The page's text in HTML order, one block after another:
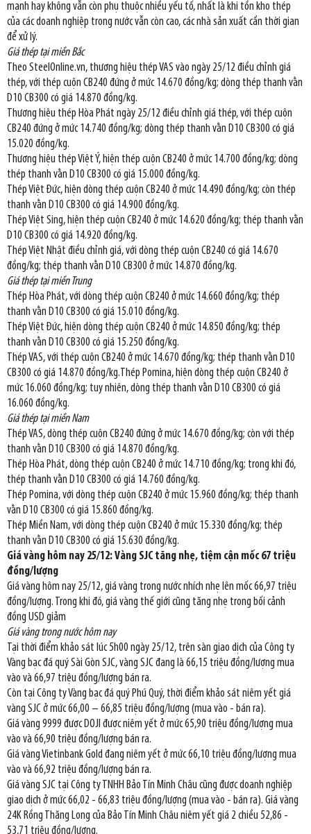
mạnh hay không vẫn còn phụ thuộc nhiều yếu tố, nhất là khi tồn kho thép
của các doanh nghiệp trong nước vẫn còn cao, các nhà sản xuất cần thời gian
để xử lý.
Giá thép tại miền Bắc
Theo SteelOnline.vn, thương hiệu thép VAS vào ngày 25/12 điều chỉnh giá
thép, với thép cuộn CB240 đứng ở mức 14.670 đồng/kg; dòng thép thanh vằn
D10 CB300 có giá 14.870 đồng/kg.
Thương hiệu thép Hòa Phát ngày 25/12 điều chỉnh giá thép, với thép cuộn
CB240 đứng ở mức 14.740 đồng/kg; dòng thép thanh vằn D10 CB300 có giá
15.020 đồng/kg.
Thương hiệu thép Việt Ý, hiện thép cuộn CB240 ở mức 14.700 đồng/kg; dòng
thép thanh vằn D10 CB300 có giá 15.000 đồng/kg.
Thép Việt Đức, hiện dòng thép cuộn CB240 ở mức 14.490 đồng/kg; còn thép
thanh vằn D10 CB300 có giá 14.900 đồng/kg.
Thép Việt Sing, hiện thép cuộn CB240 ở mức 14.620 đồng/kg; thép thanh vằn
D10 CB300 có giá 14.920 đồng/kg.
Thép Việt Nhật điều chỉnh giá, với dòng thép cuộn CB240 có giá 14.670
đồng/kg; thép thanh vằn D10 CB300 ở mức 14.870 đồng/kg.
Giá thép tại miền Trung
Thép Hòa Phát, với dòng thép cuộn CB240 ở mức 14.660 đồng/kg; thép
thanh vằn D10 CB300 có giá 15.010 đồng/kg.
Thép Việt Đức, hiện dòng thép cuộn CB240 ở mức 14.850 đồng/kg; thép
thanh vằn D10 CB300 có giá 15.250 đồng/kg.
Thép VAS, với thép cuộn CB240 ở mức 14.670 đồng/kg; thép thanh vằn D10
CB300 có giá 14.870 đồng/kg.Thép Pomina, hiện dòng thép cuộn CB240 ở
mức 16.060 đồng/kg; tuy nhiên, dòng thép thanh vằn D10 CB300 có giá
16.060 đồng/kg.
Giá thép tại miền Nam
Thép VAS, dòng thép cuộn CB240 đứng ở mức 14.670 đồng/kg; còn với thép
thanh vằn D10 CB300 có giá 14.870 đồng/kg.
Thép Hòa Phát, dòng thép cuộn CB240 ở mức 14.710 đồng/kg; trong khi đó,
thép thanh vằn D10 CB300 có giá 14.760 đồng/kg.
Thép Pomina, với dòng thép cuộn CB240 ở mức 15.960 đồng/kg; thép thanh
vằn D10 CB300 có giá 15.860 đồng/kg.
Thép Miền Nam, với dòng thép cuộn CB240 ở mức 15.330 đồng/kg; thép
thanh vằn D10 CB300 có giá 15.630 đồng/kg.
Giá vàng hôm nay 25/12: Vàng SJC tăng nhẹ, tiệm cận mốc 67 triệu
đồng/lượng
Giá vàng hôm nay 25/12, giá vàng trong nước nhích nhẹ lên mốc 66,97 triệu
đồng/lượng. Trong khi đó, giá vàng thế giới cũng tăng nhẹ trong bối cảnh
đồng USD giảm
Giá vàng trong nước hôm nay
Tại thời điểm khảo sát lúc 5h00 ngày 25/12, trên sàn giao dịch của Công ty
Vàng bạc đá quý Sài Gòn SJC, vàng SJC đang là 66,15 triệu đồng/lượng mua
vào và 66,97 triệu đồng/lượng bán ra.
Còn tại Công ty Vàng bạc đá quý Phú Quý, thời điểm khảo sát niêm yết giá
vàng SJC ở mức 66,00 – 66,85 triệu đồng/lượng (mua vào - bán ra).
Giá vàng 9999 được DOJI được niêm yết ở mức 65,90 triệu đồng/lượng mua
vào và 66,90 triệu đồng/lượng bán ra.
Giá vàng Vietinbank Gold đang niêm yết ở mức 66,10 triệu đồng/lượng mua
vào và 66,92 triệu đồng/lượng bán ra.
Giá vàng SJC tại Công ty TNHH Bảo Tín Minh Châu cũng được doanh nghiệp
giao dịch ở mức 66,02 - 66,83 triệu đồng/lượng (mua vào - bán ra). Giá vàng
24K Rồng Thăng Long của Bảo Tín Minh Châu niêm yết giá 2 chiều 52,86 -
53,71 triệu đồng/lượng.